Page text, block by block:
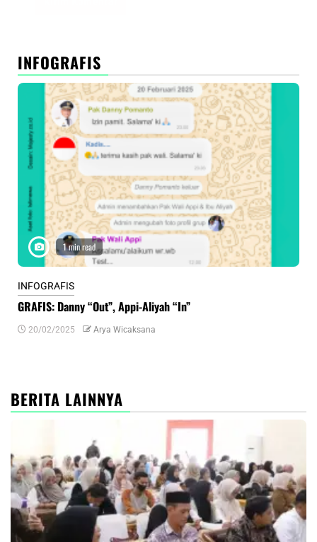
INFOGRAFIS
1 min read
INFOGRAFIS
GRAFIS: Danny “Out”, Appi-Aliyah “In”
20/02/2025 Arya Wicaksana
BERITA LAINNYA